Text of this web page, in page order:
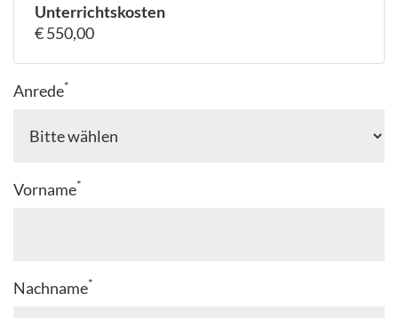
Unterrichtskosten
€ 550,00
Anrede*
Vorname*
Nachname*